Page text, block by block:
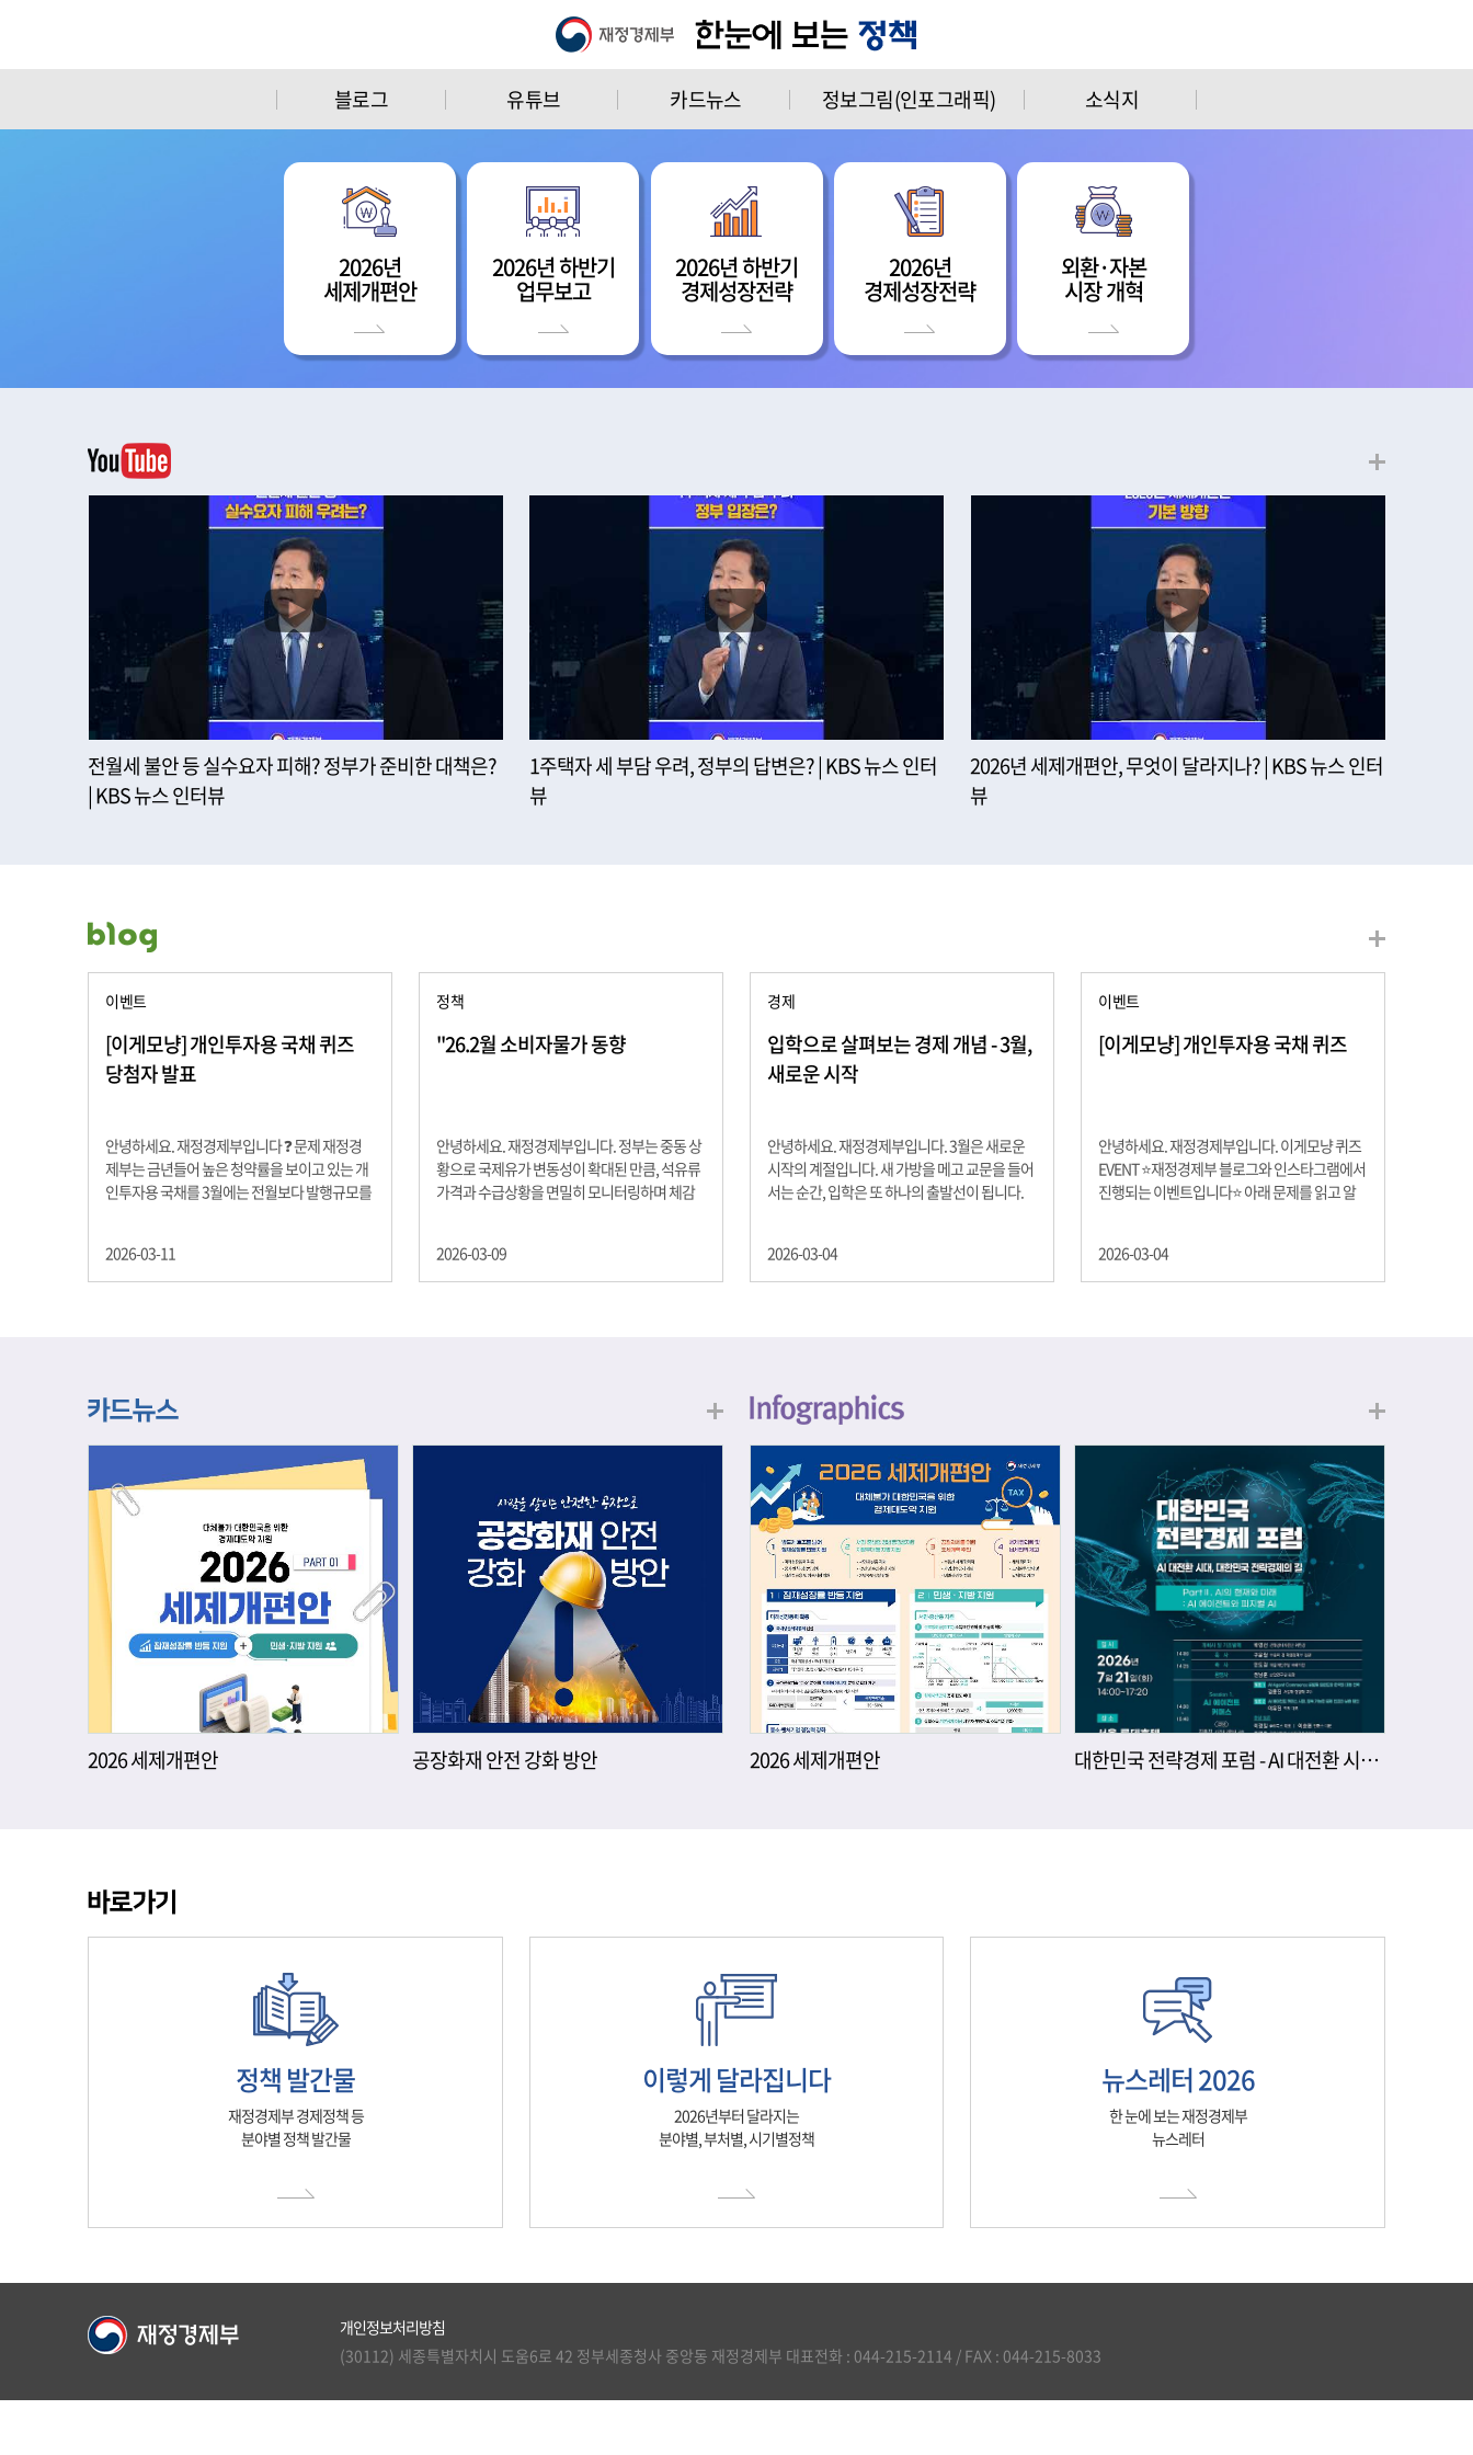
블로그 유튜브 카드뉴스 정보그림(인포그래픽) 소식지
2026년
세제개편안
2026년 하반기
업무보고
2026년 하반기
경제성장전략
2026년
경제성장전략
외환·자본
시장 개혁
전월세 불안 등 실수요자 피해? 정부가 준비한 대책은?
| KBS 뉴스 인터뷰
1주택자 세 부담 우려, 정부의 답변은? | KBS 뉴스 인터
뷰
2026년 세제개편안, 무엇이 달라지나? | KBS 뉴스 인터
뷰
이벤트
[이게모냥] 개인투자용 국채 퀴즈
당첨자 발표
안녕하세요. 재정경제부입니다 ❓ 문제 재정경
제부는 금년들어 높은 청약률을 보이고 있는 개
인투자용 국채를 3월에는 전월보다 발행규모를
년물 900억원, 20년물 300억원입니다. 그렇다
면 3월 개인투자용 국채의 총 발행 예정 금액은
은 인스타그램 개별 DM으로 폼링크를 전달드립
니다.
2026-03-11
정책
"26.2월 소비자물가 동향
안녕하세요. 재정경제부입니다. 정부는 중동 상
황으로 국제유가 변동성이 확대된 만큼, 석유류
가격과 수급상황을 면밀히 모니터링하며 체감
고 추세적 흐름을 보여주는 근원물가는 2.3% 상
승 향후 지정학적 요인, 기상여건 등 불확실성이
2026-03-09
경제
입학으로 살펴보는 경제 개념 - 3월,
새로운 시작
안녕하세요. 재정경제부입니다. 3월은 새로운
시작의 계절입니다. 새 가방을 메고 교문을 들어
서는 순간, 입학은 또 하나의 출발선이 됩니다.
음이기도 합니다. 입학이라는 순간을 경제의 시
각으로 바라보면, 우리는 한 가지 중요한 개념을
식, 친구들과의 협업, 다양한 활동 속에서 얻는
문제 해결 경험은 모두 개인의 역량으로 축적됩
니다. 경제학에서는 이.......
2026-03-04
이벤트
[이게모냥] 개인투자용 국채 퀴즈
안녕하세요. 재정경제부입니다. 이게모냥 퀴즈
EVENT ⭐재정경제부 블로그와 인스타그램에서
진행되는 이벤트입니다⭐ 아래 문제를 읽고 알
자용 국채를 3월에는 전월보다 발행규모를 100
억원 확대합니다. 2026년 3월에 발행 예정인 ⎾
폰 (60명) 참여.......
2026-03-04
2026 세제개편안 공장화재 안전 강화 방안 2026 세제개편안 대한민국 전략경제 포럼 - AI 대전환 시대, 대한민국 전략경제의 길
정책 발간물
재정경제부 경제정책 등
분야별 정책 발간물
이렇게 달라집니다
2026년부터 달라지는
분야별, 부처별, 시기별정책
뉴스레터 2026
한 눈에 보는 재정경제부
뉴스레터
개인정보처리방침
(30112) 세종특별자치시 도움6로 42 정부세종청사 중앙동 재정경제부 대표전화 : 044-215-2114 / FAX : 044-215-8033